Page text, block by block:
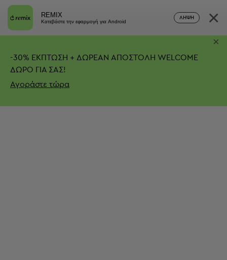
REMIX
Κατεβάστε την εφαρμογή για Android
ΛΉΨΗ ×
-30% ΕΚΠΤΩΣΗ + ΔΩΡΕΑΝ ΑΠΟΣΤΟΛΗ WELCOME
ΔΩΡΟ ΓΙΑ ΣΑΣ!
Αγοράστε τώρα
×